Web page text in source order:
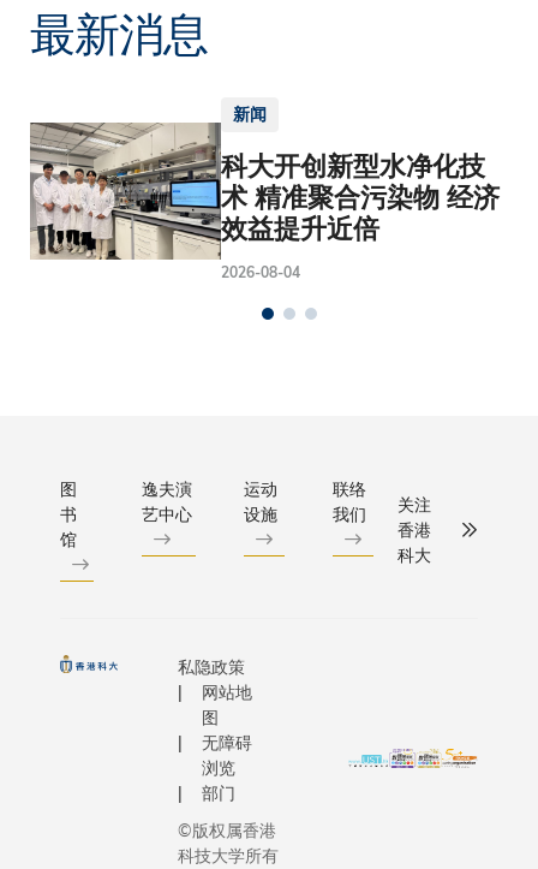
最新消息
新闻
科大开创新型水净化技
术 精准聚合污染物 经济
效益提升近倍
2026-08-04
图
书
馆
逸夫演
艺中心
运动
设施
联络
我们
关注
香港
科大
私隐政策
网站地
图
无障碍
浏览
部门
©版权属香港
科技大学所有